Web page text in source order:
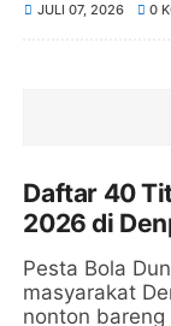
JULI 07, 2026 0
Daftar 40
2026 di
Pesta Bola
masyarakat
nonton